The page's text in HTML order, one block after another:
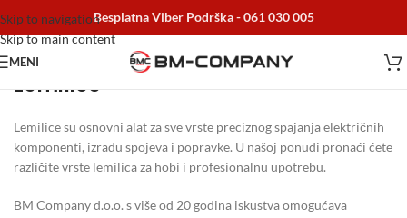
Skip to navigation
Skip to main content
Besplatna Viber Podrška -061 030 005
MENI
Lemilice
Lemilice su osnovni alat za sve vrste preciznog spajanja električnih
komponenti, izradu spojeva i popravke. U našoj ponudi pronaći ćete
različite vrste lemilica za hobi i profesionalnu upotrebu.
BM Company d.o.o. s više od 20 godina iskustva omogućava